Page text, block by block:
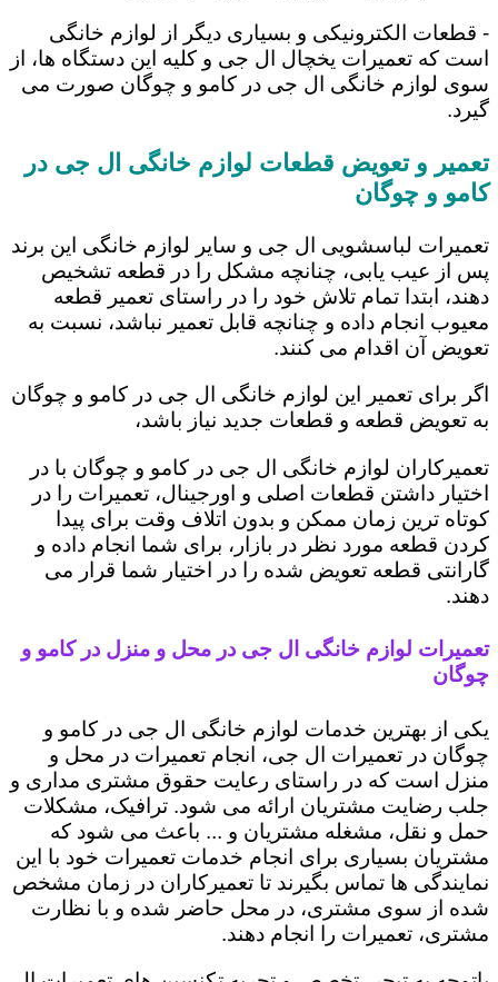
- قطعات الکترونیکی و بسیاری دیگر از لوازم خانگی
است که تعمیرات یخچال ال جی و کلیه این دستگاه ها، از
سوی لوازم خانگی ال جی در کامو و چوگان صورت می
گیرد.
تعمیر و تعویض قطعات لوازم خانگی ال جی در
کامو و چوگان
تعمیرات لباسشویی ال جی و سایر لوازم خانگی این برند
پس از عیب یابی، چنانچه مشکل را در قطعه تشخیص
دهند، ابتدا تمام تلاش خود را در راستای تعمیر قطعه
معیوب انجام داده و چنانچه قابل تعمیر نباشد، نسبت به
تعویض آن اقدام می کنند.
اگر برای تعمیر این لوازم خانگی ال جی در کامو و چوگان
به تعویض قطعه و قطعات جدید نیاز باشد،
تعمیرکاران لوازم خانگی ال جی در کامو و چوگان با در
اختیار داشتن قطعات اصلی و اورجینال، تعمیرات را در
کوتاه ترین زمان ممکن و بدون اتلاف وقت برای پیدا
کردن قطعه مورد نظر در بازار، برای شما انجام داده و
گارانتی قطعه تعویض شده را در اختیار شما قرار می
دهند.
تعمیرات لوازم خانگی ال جی در محل و منزل در کامو و
چوگان
یکی از بهترین خدمات لوازم خانگی ال جی در کامو و
چوگان در تعمیرات ال جی، انجام تعمیرات در محل و
منزل است که در راستای رعایت حقوق مشتری مداری و
جلب رضایت مشتریان ارائه می شود. ترافیک، مشکلات
حمل و نقل، مشغله مشتریان و ... باعث می شود که
مشتریان بسیاری برای انجام خدمات تعمیرات خود با این
نمایندگی ها تماس بگیرند تا تعمیرکاران در زمان مشخص
شده از سوی مشتری، در محل حاضر شده و با نظارت
مشتری، تعمیرات را انجام دهند.